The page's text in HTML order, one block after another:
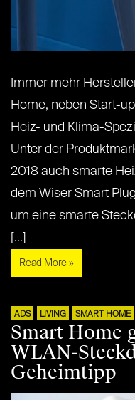
Immer mehr
Home, neben Start-
Heiz- und Klima-
Unter der
2018 auch smarte
dem Wiser Smart
um eine smarte
[...]
Read More »
ADS LIVING SMART HOME
Smart Home
WLAN-
Geheimtipp